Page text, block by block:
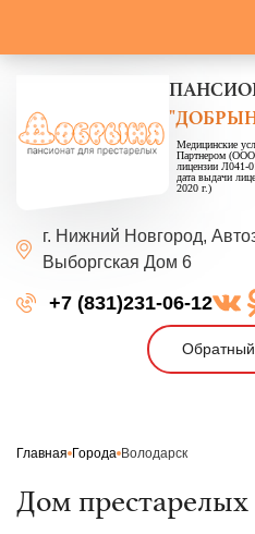
Медицинские
Партнером
лицензии Л041-
дата выдачи
2020 г.)
г. Нижний Новгород,
Выборгская Дом 6
+7 (831)231-06-12
Обратный
Главная Города Володарск
Дом престарелых